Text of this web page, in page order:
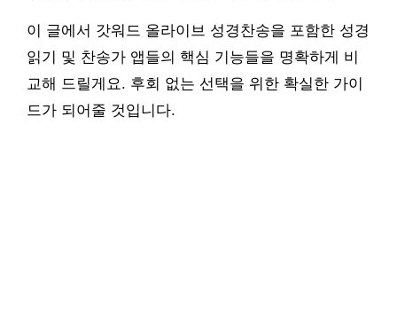
이 글에서 갓워드 올라이브 성경찬송을 포함한 성경
읽기 및 찬송가 앱들의 핵심 기능들을 명확하게 비
교해 드릴게요. 후회 없는 선택을 위한 확실한 가이
드가 되어줄 것입니다.